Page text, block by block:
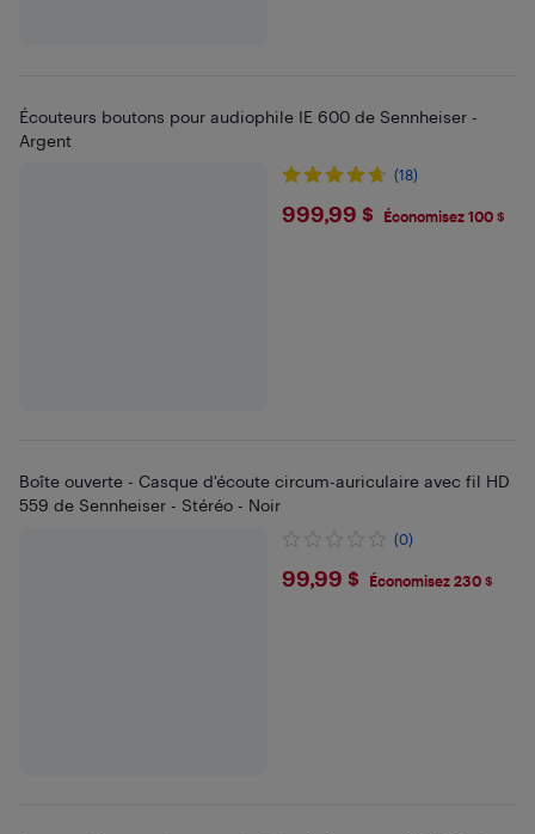
Écouteurs boutons pour audiophile IE 600 de Sennheiser -
Argent
(18)
$999.99
999,99 $ Économisez 100 $
Boîte ouverte - Casque d'écoute circum-auriculaire avec fil HD
559 de Sennheiser - Stéréo - Noir
(0)
$99.99
99,99 $ Économisez 230 $